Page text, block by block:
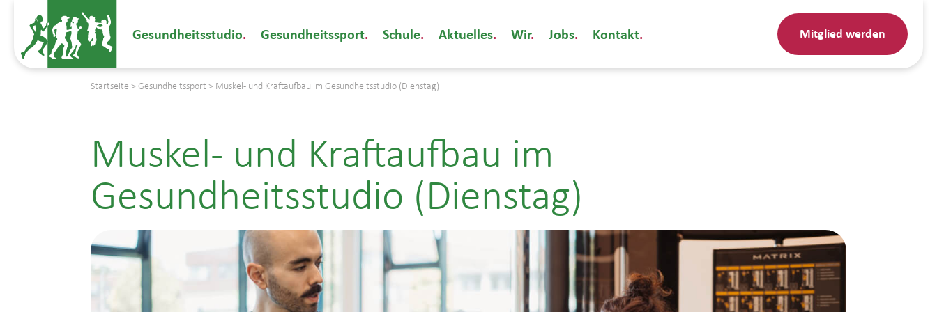
Gesundheitsstudio Gesundheitssport Schule Aktuelles Wir Jobs Kontakt Mitglied werden
Startseite > Gesundheitssport > Muskel- und Kraftaufbau im Gesundheitsstudio (Dienstag)
Muskel- und Kraftaufbau im
Gesundheitsstudio (Dienstag)